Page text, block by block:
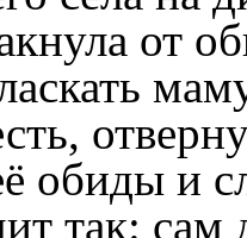
от
обиды и
так: